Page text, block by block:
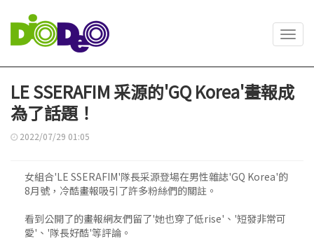
LE SSERAFIM 采源的'GQ Korea'畫報成
為了話題！
2022/07/29 01:05
女組合'LE SSERAFIM'隊長采源登場在男性雜誌'GQ Korea'的
8月號，冷酷畫報吸引了許多粉絲們的關註。
看到公開了的畫報網友們留了'她也穿了低rise'、'短發非常可
愛'、'隊長好酷'等評論。